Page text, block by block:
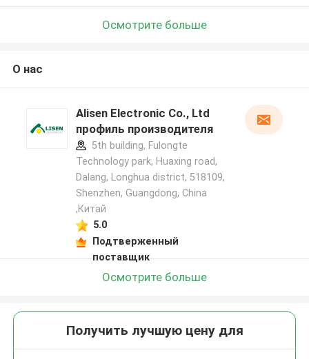
Осмотрите больше
О нас
Alisen Electronic Co., Ltd
профиль производителя
5th building, Fulongte
Technology park, Huaxing road,
Dalang, Longhua district, 518109,
Shenzhen, Guangdong, China
,Китай
5.0
Подтверженный
поставщик
Осмотрите больше
Получить лучшую цену для